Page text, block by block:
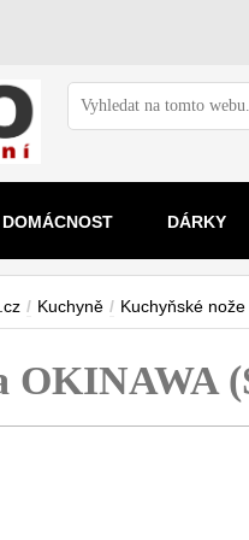
Ostření nožů
Brusné kameny
Doplňky a díly
Magnetické lišty
DOMÁCNOST
Zvětšovací skla
2x
3x-4x
nad 5x
DÁRKY
/ Kuchyně / Kuchyňské nože
OKINAWA